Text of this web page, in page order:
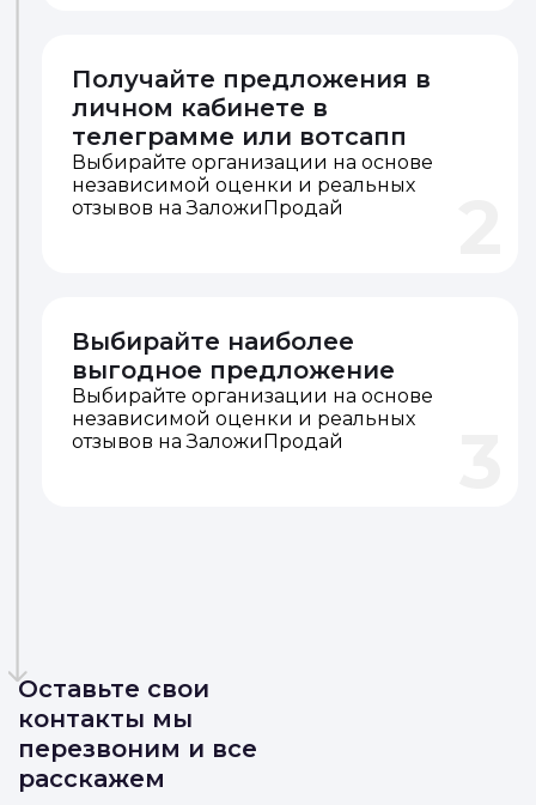
Получайте предложения в
личном кабинете в
телеграмме или вотсапп
Выбирайте организации на основе
независимой оценки и реальных
отзывов на ЗаложиПродай
Выбирайте наиболее
выгодное предложение
Выбирайте организации на основе
независимой оценки и реальных
отзывов на ЗаложиПродай
Оставьте свои
контакты мы
перезвоним и все
расскажем